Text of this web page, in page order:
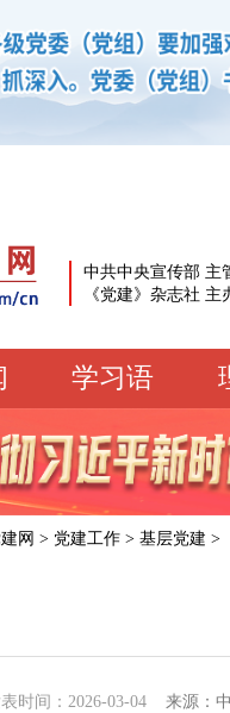
中共中央宣传部 主
《党建》杂志社 主
学习语
党建网微
建 企业党建
网 > 党建工作 > 基层党建 >
时间：2026-03-04 来源：